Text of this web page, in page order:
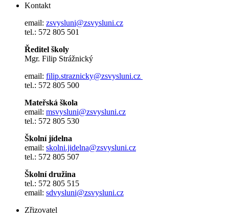
Kontakt
email: zsvysluni@zsvysluni.cz
tel.: 572 805 501
Ředitel školy
Mgr. Filip Strážnický
email: filip.straznicky@zsvysluni.cz
tel.: 572 805 500
Mateřská škola
email: msvysluni@zsvysluni.cz
tel.: 572 805 530
Školní jídelna
email: skolni.jidelna@zsvysluni.cz
tel.: 572 805 507
Školní družina
tel.: 572 805 515
email: sdvysluni@zsvysluni.cz
Zřizovatel